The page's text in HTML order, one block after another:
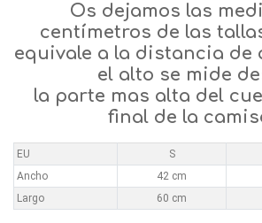
Os dejamos las
centímetros de las
equivale a la distancia de
el alto se mide
la parte mas alta del
final de la
EU S
Ancho
42 cm
Largo
60 cm